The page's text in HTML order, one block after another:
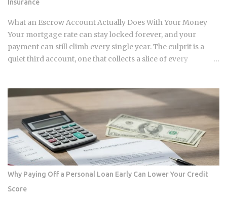
your DNA, they store the result, and they sell anonymized or
aggregated versions of that dataset to pharmaceutical firms
and biotech researchers. The transaction price between the
sequencing company and the buyer is...
Insurance
What an Escrow Account Actually Does With Your Money
Your mortgage rate can stay locked forever, and your
payment can still climb every single year. The culprit is a
quiet third account, one that collects a slice of every
does and why it moves, you can budget with confidence
instead of getting blindsided by a bill you never saw
coming. The setup happens automatically for most
borrowers at closing. Lenders calculate your estimated
annual property tax and insurance costs, divide by 12, and
add that figure on top of your principal and interest
payment. Bills don't arrive exactly when the account opens,
so lenders usually require a cushion: you prepay a few
months of escrow deposits upfront so the account isn't
Why Paying Off a Personal Loan Early Can Lower Your Credit
Score